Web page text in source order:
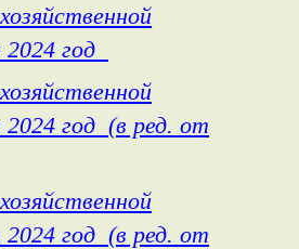
год
2024 год (в ред. от
2024 год (в ред. от